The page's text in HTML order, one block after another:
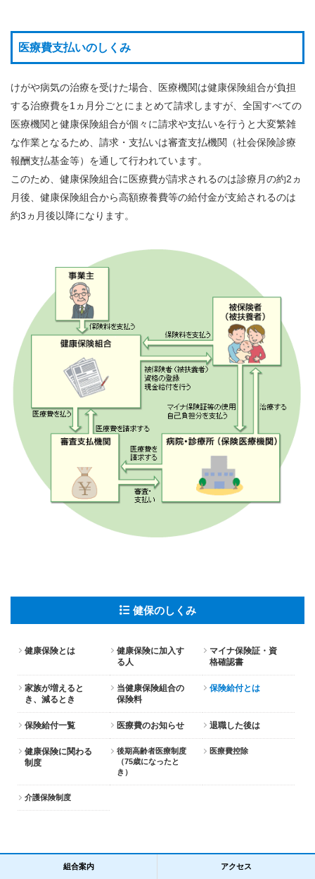
医療費支払いのしくみ
けがや病気の治療を受けた場合、医療機関は健康保険組合が負担
する治療費を1ヵ月分ごとにまとめて請求しますが、全国すべての
医療機関と健康保険組合が個々に請求や支払いを行うと大変繁雑
な作業となるため、請求・支払いは審査支払機関（社会保険診療
報酬支払基金等）を通して行われています。
このため、健康保険組合に医療費が請求されるのは診療月の約2ヵ
月後、健康保険組合から高額療養費等の給付金が支給されるのは
約3ヵ月後以降になります。
健保のしくみ
健康保険とは
健康保険に加入す
る人
マイナ保険証・資
格確認書
家族が増えると
き、減るとき
当健康保険組合の
保険料
保険給付とは
保険給付一覧 医療費のお知らせ 退職した後は
健康保険に関わる
制度
後期高齢者医療制度
（75歳になったと
き）
医療費控除
介護保険制度
組合案内 アクセス